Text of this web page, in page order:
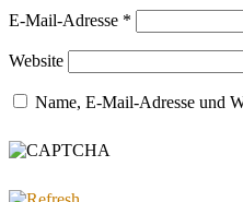
E-Mail-Adresse *
Website
Name, E-Mail-Adresse und